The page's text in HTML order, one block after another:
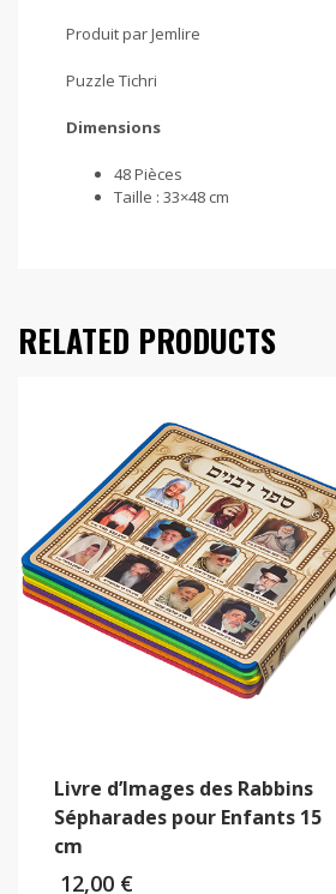
Produit par Jemlire
Puzzle Tichri
Dimensions
48 Pièces
Taille : 33×48 cm
RELATED PRODUCTS
Livre d’Images des Rabbins
Sépharades pour Enfants 15
cm
12,00 €